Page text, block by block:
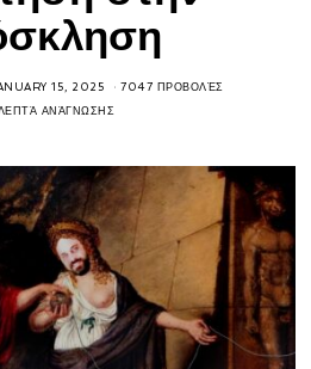
15, 2025 7047 ΠΡΟΒΟΛΈΣ
ΑΝΆΓΝΩΣΗΣ